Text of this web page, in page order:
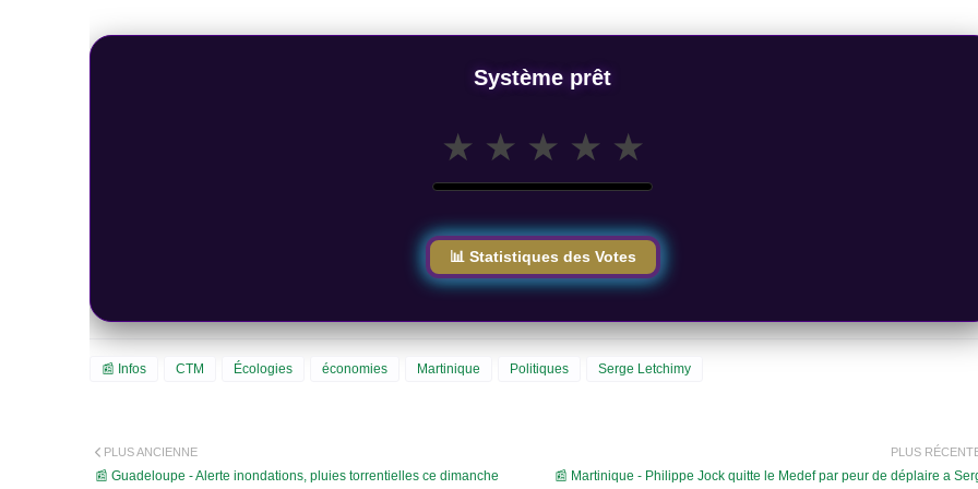
Système prêt
★ ★ ★ ★ ★
📊 Statistiques des Votes
📰 Infos CTM Écologies économies Martinique Politiques Serge Letchimy
PLUS
📰 Martinique - Philippe Jock quitte le Medef par peur de déplaire a
PLUS ANCIENNE
📰 Guadeloupe - Alerte inondations, pluies torrentielles ce dimanche